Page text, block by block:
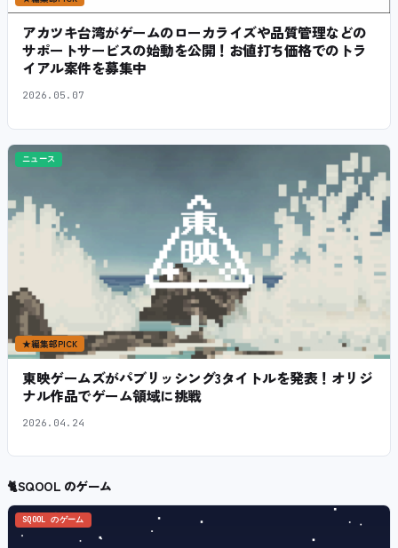
アカツキ台湾がゲームのローカライズや品質管理などの
サポートサービスの始動を公開！お値打ち価格でのトラ
イアル案件を募集中
2026.05.07
ニュース
★編集部PICK
東映ゲームズがパブリッシング3タイトルを発表！オリジ
ナル作品でゲーム領域に挑戦
2026.04.24
🐈SQOOL のゲーム
SQOOL のゲーム